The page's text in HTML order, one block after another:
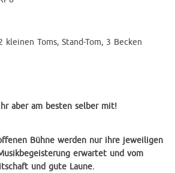
Toms, Stand-Tom, 3 Becken
aber am besten selber mit!
Bühne werden nur ihre jeweiligen
erwartet und vom
und gute Laune.